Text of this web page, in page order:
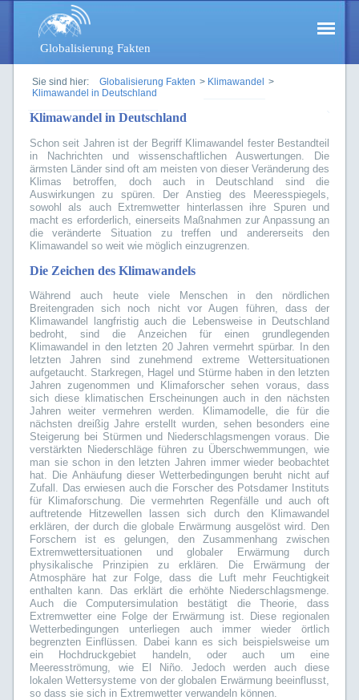
Globalisierung Fakten
Sie sind hier: Globalisierung Fakten > Klimawandel
>
Klimawandel in Deutschland
Klimawandel in Deutschland
Schon seit Jahren ist der Begriff Klimawandel fester Bestandteil
in Nachrichten und wissenschaftlichen Auswertungen. Die
ärmsten Länder sind oft am meisten von dieser Veränderung des
Klimas betroffen, doch auch in Deutschland sind die
Auswirkungen zu spüren. Der Anstieg des Meeresspiegels,
sowohl als auch Extremwetter hinterlassen ihre Spuren und
macht es erforderlich, einerseits Maßnahmen zur Anpassung an
die veränderte Situation zu treffen und andererseits den
Klimawandel so weit wie möglich einzugrenzen.
Die Zeichen des Klimawandels
Während auch heute viele Menschen in den nördlichen
Breitengraden sich noch nicht vor Augen führen, dass der
Klimawandel langfristig auch die Lebensweise in Deutschland
bedroht, sind die Anzeichen für einen grundlegenden
Klimawandel in den letzten 20 Jahren vermehrt spürbar. In den
letzten Jahren sind zunehmend extreme Wettersituationen
aufgetaucht. Starkregen, Hagel und Stürme haben in den letzten
Jahren zugenommen und Klimaforscher sehen voraus, dass
sich diese klimatischen Erscheinungen auch in den nächsten
Jahren weiter vermehren werden. Klimamodelle, die für die
nächsten dreißig Jahre erstellt wurden, sehen besonders eine
Steigerung bei Stürmen und Niederschlagsmengen voraus. Die
verstärkten Niederschläge führen zu Überschwemmungen, wie
man sie schon in den letzten Jahren immer wieder beobachtet
hat. Die Anhäufung dieser Wetterbedingungen beruht nicht auf
Zufall. Das erwiesen auch die Forscher des Potsdamer Instituts
für Klimaforschung. Die vermehrten Regenfälle und auch oft
auftretende Hitzewellen lassen sich durch den Klimawandel
erklären, der durch die globale Erwärmung ausgelöst wird. Den
Forschern ist es gelungen, den Zusammenhang zwischen
Extremwettersituationen und globaler Erwärmung durch
physikalische Prinzipien zu erklären. Die Erwärmung der
Atmosphäre hat zur Folge, dass die Luft mehr Feuchtigkeit
enthalten kann. Das erklärt die erhöhte Niederschlagsmenge.
Auch die Computersimulation bestätigt die Theorie, dass
Extremwetter eine Folge der Erwärmung ist. Diese regionalen
Wetterbedingungen unterliegen auch immer wieder örtlich
begrenzten Einflüssen. Dabei kann es sich beispielsweise um
ein Hochdruckgebiet handeln, oder auch um eine
Meeresströmung, wie El Niño. Jedoch werden auch diese
lokalen Wettersysteme von der globalen Erwärmung beeinflusst,
so dass sie sich in Extremwetter verwandeln können.